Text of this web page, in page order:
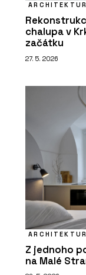
chalupa v
začátku
27. 5. 2026
Z jednoho
na Malé